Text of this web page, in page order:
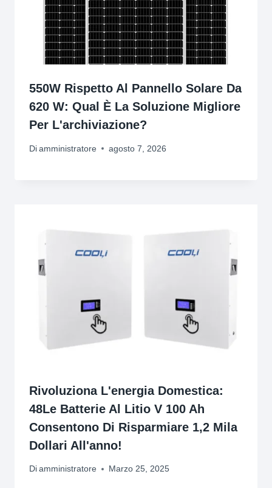
550W Rispetto Al Pannello Solare Da
620 W: Qual È La Soluzione Migliore
Per L'archiviazione?
Di amministratore agosto 7, 2026
Rivoluziona L'energia Domestica:
48Le Batterie Al Litio V 100 Ah
Consentono Di Risparmiare 1,2 Mila
Dollari All'anno!
Di amministratore Marzo 25, 2025